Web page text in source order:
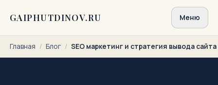
GAIPHUTDINOV.RU Меню
Главная / Блог / SEO маркетинг и стратегия вывода